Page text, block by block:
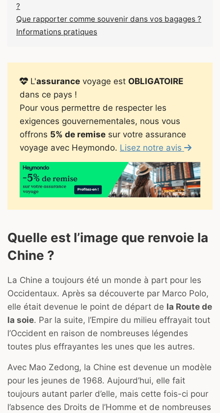
?
Que rapporter comme souvenir dans vos bagages ?
Informations pratiques
L'assurance voyage est OBLIGATOIRE
dans ce pays !
Pour vous permettre de respecter les
exigences gouvernementales, nous vous
offrons 5% de remise sur votre assurance
voyage avec Heymondo. Lisez notre avis
Quelle est l’image que renvoie la
Chine ?
La Chine a toujours été un monde à part pour les
Occidentaux. Après sa découverte par Marco Polo,
elle était devenue le point de départ de la Route de
la soie. Par la suite, l’Empire du milieu effrayait tout
l’Occident en raison de nombreuses légendes
toutes plus effrayantes les unes que les autres.
Avec Mao Zedong, la Chine est devenue un modèle
pour les jeunes de 1968. Aujourd’hui, elle fait
toujours autant parler d’elle, mais cette fois-ci pour
l’absence des Droits de l’Homme et de nombreuses